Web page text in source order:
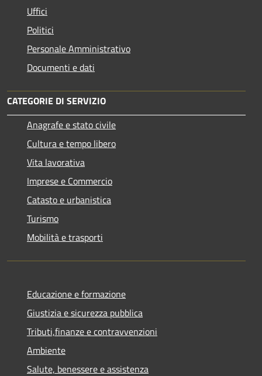
Uffici
Politici
Personale Amministrativo
Documenti e dati
CATEGORIE DI SERVIZIO
Anagrafe e stato civile
Cultura e tempo libero
Vita lavorativa
Imprese e Commercio
Catasto e urbanistica
Turismo
Mobilità e trasporti
Educazione e formazione
Giustizia e sicurezza pubblica
Tributi,finanze e contravvenzioni
Ambiente
Salute, benessere e assistenza